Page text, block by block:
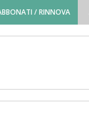
/ RINNOVA